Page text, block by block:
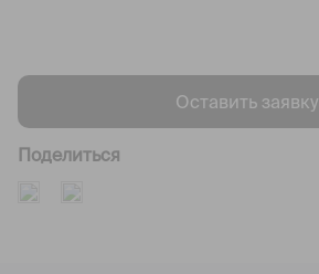
Оставить заявку
Поделиться